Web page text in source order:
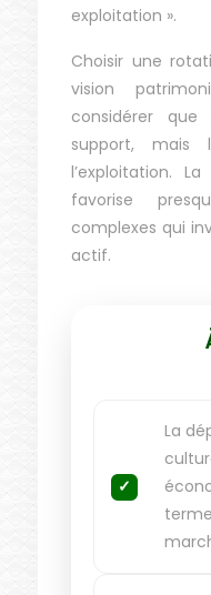
exploitation ».
Choisir une
vision
considérer
support, mais
l’exploitation.
favorise
complexes qui
actif.
La